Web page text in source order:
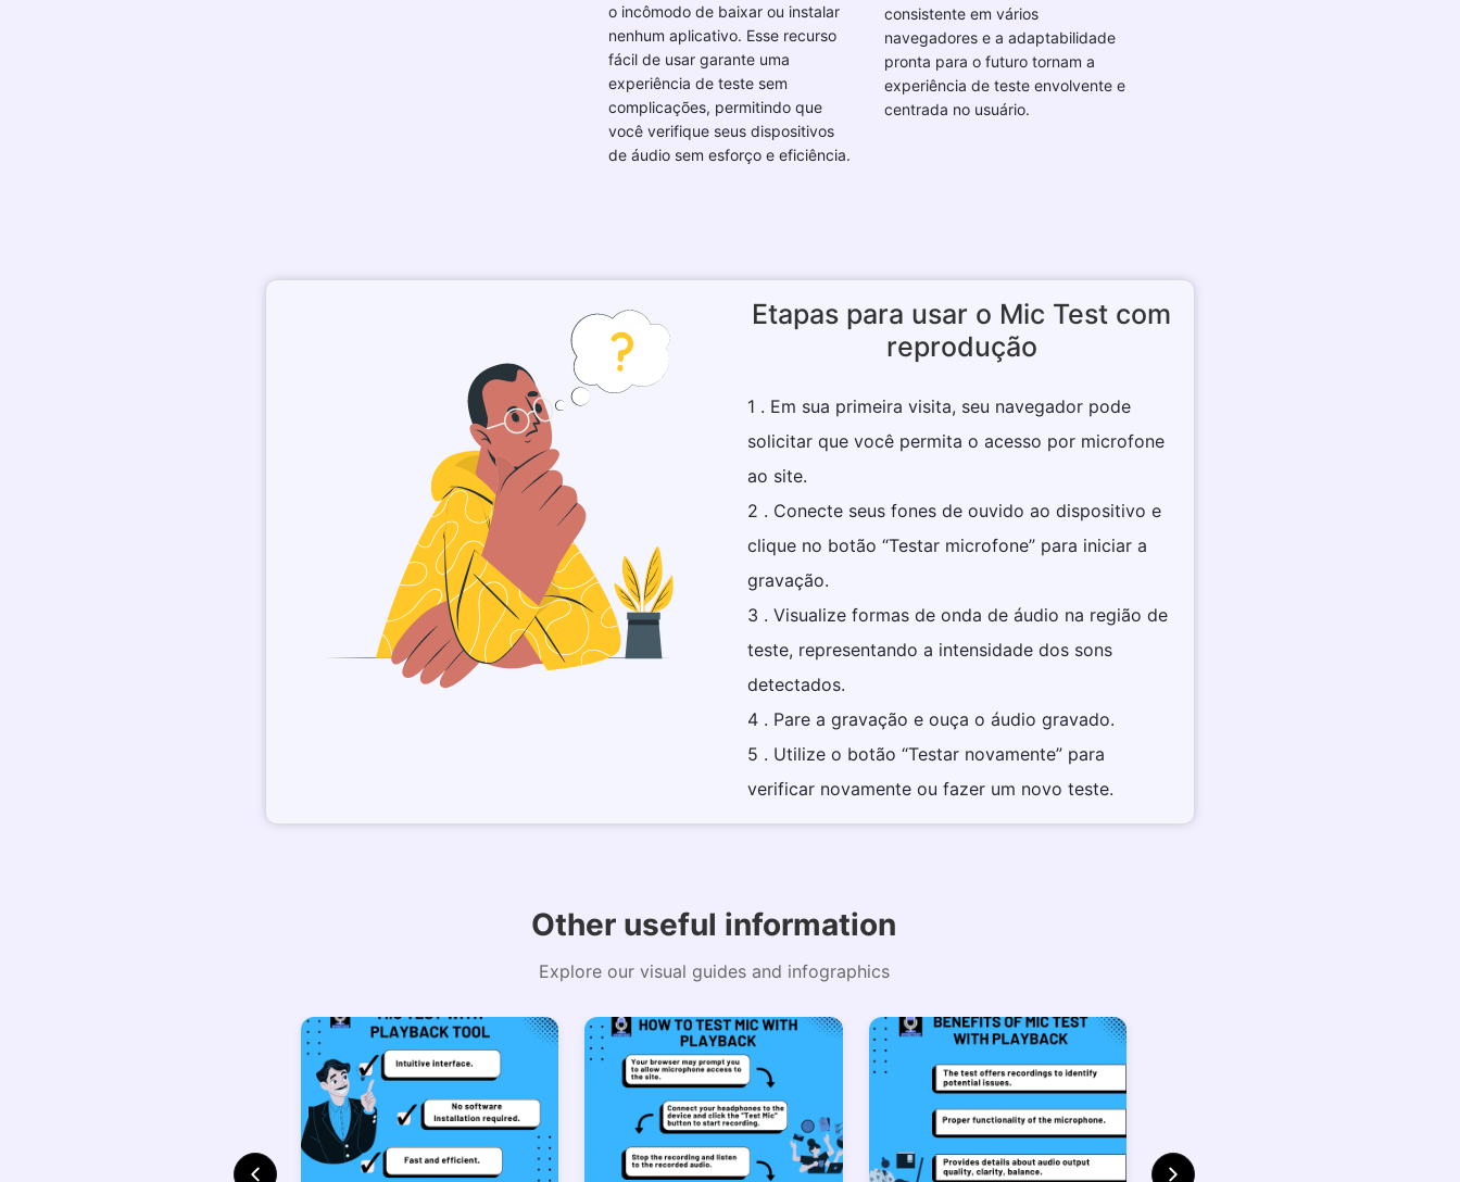
o incômodo de baixar ou instalar
nenhum aplicativo. Esse recurso
fácil de usar garante uma
experiência de teste sem
complicações, permitindo que
você verifique seus dispositivos
de áudio sem esforço e eficiência.
consistente em vários
navegadores e a adaptabilidade
pronta para o futuro tornam a
experiência de teste envolvente e
centrada no usuário.
Etapas para usar o Mic Test com
reprodução
1 . Em sua primeira visita, seu navegador pode
solicitar que você permita o acesso por microfone
ao site.
2 . Conecte seus fones de ouvido ao dispositivo e
clique no botão “Testar microfone” para iniciar a
gravação.
3 . Visualize formas de onda de áudio na região de
teste, representando a intensidade dos sons
detectados.
4 . Pare a gravação e ouça o áudio gravado.
5 . Utilize o botão “Testar novamente” para
verificar novamente ou fazer um novo teste.
Other useful information
Explore our visual guides and infographics